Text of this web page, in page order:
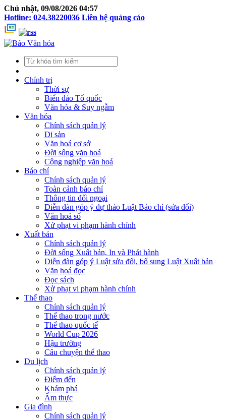
Chủ nhật, 09/08/2026 04:57
Hotline: 024.38220036 Liên hệ quảng cáo
Chính trị
Thời sự
Biển đảo Tổ quốc
Văn hóa & Suy ngẫm
Văn hóa
Chính sách quản lý
Di sản
Văn hoá cơ sở
Đời sống văn hoá
Công nghiệp văn hoá
Báo chí
Chính sách quản lý
Toàn cảnh báo chí
Thông tin đối ngoại
Diễn đàn góp ý dự thảo Luật Báo chí (sửa đổi)
Văn hoá số
Xử phạt vi phạm hành chính
Xuất bản
Chính sách quản lý
Đời sống Xuất bản, In và Phát hành
Diễn đàn góp ý Luật sửa đổi, bổ sung Luật Xuất bản
Văn hoá đọc
Đọc sách
Xử phạt vi phạm hành chính
Thể thao
Chính sách quản lý
Thể thao trong nước
Thể thao quốc tế
World Cup 2026
Hậu trường
Câu chuyện thể thao
Du lịch
Chính sách quản lý
Điểm đến
Khám phá
Ẩm thực
Gia đình
Chính sách quản lý